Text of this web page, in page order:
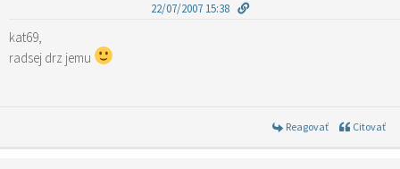
22/07/2007 15:38
kat69,
radsej drz jemu
Reagovať Citovať